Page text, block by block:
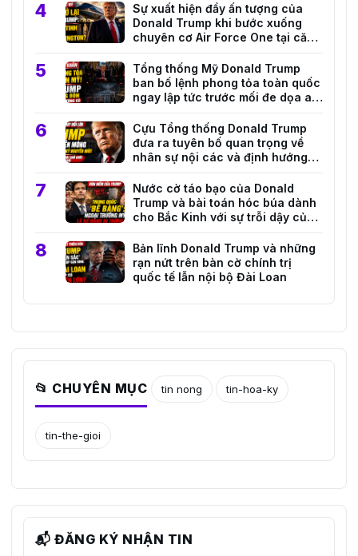
Sự xuất hiện đầy ấn tượng của
Donald Trump khi bước xuống
chuyên cơ Air Force One tại căn
cứ Andrews
Tổng thống Mỹ Donald Trump
ban bố lệnh phong tỏa toàn quốc
ngay lập tức trước mối đe dọa an
ninh nghiêm trọng
Cựu Tổng thống Donald Trump
đưa ra tuyên bố quan trọng về
nhân sự nội các và định hướng
đối ngoại mới
Nước cờ táo bạo của Donald
Trump và bài toán hóc búa dành
cho Bắc Kinh với sự trỗi dậy của
Marco Rubio
Bản lĩnh Donald Trump và những
rạn nứt trên bàn cờ chính trị
quốc tế lẫn nội bộ Đài Loan
📂 CHUYÊN MỤC tin nong tin-hoa-ky
tin-the-gioi
📬 ĐĂNG KÝ NHẬN TIN